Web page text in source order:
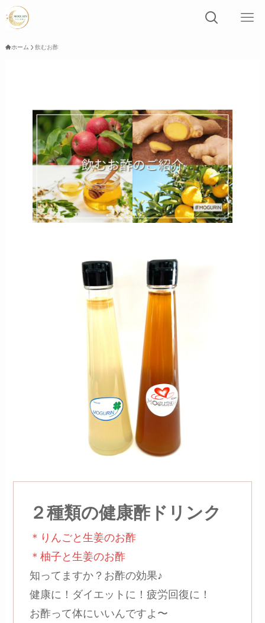
ホーム 飲むお酢
２種類の健康酢ドリンク
＊りんごと生姜のお酢
＊柚子と生姜のお酢
知ってますか？お酢の効果♪
健康に！ダイエットに！疲労回復に！
お酢って体にいいんですよ〜